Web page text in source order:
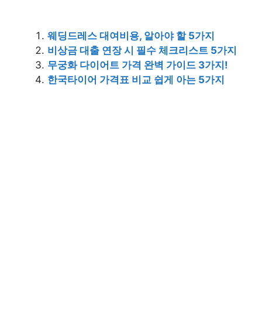
웨딩드레스 대여비용, 알아야 할 5가지
비상금 대출 연장 시 필수 체크리스트 5가지
무궁화 다이어트 가격 완벽 가이드 3가지!
한국타이어 가격표 비교 쉽게 아는 5가지